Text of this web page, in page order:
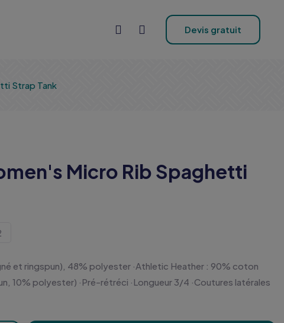
Devis gratuit
Strap Tank
Micro Rib Spaghetti
et ringspun), 48% polyester ·Athletic Heather : 90% coton
10% polyester) ·Pré-rétréci ·Longueur 3/4 ·Coutures latérales